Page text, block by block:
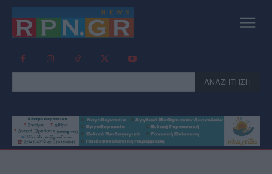
ΑΝΑΖΗΤΗΣΗ